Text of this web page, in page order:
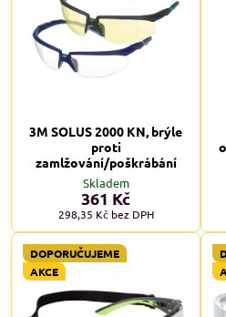
3M SOLUS 2000 KN, brýle
proti
zamlžování/poškrábání
Skladem
361 Kč
298,35 Kč bez DPH
DOPORUČUJEME
AKCE